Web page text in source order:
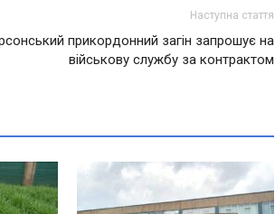
Наступна стаття
прикордонний загін запрошує на
військову службу за контрактом